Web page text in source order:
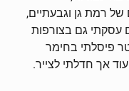
רמת גן וגבעתיים,
עסקתי גם בצורפות
פיסלתי בחימר
אך חדלתי לצייר.